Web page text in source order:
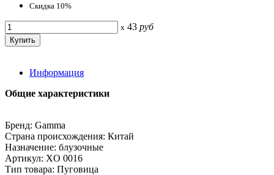
Скидка 10%
x 43 руб
Информация
Общие характеристики
Бренд: Gamma
Страна происхождения: Китай
Назначение: блузочные
Артикул: XO 0016
Тип товара: Пуговица